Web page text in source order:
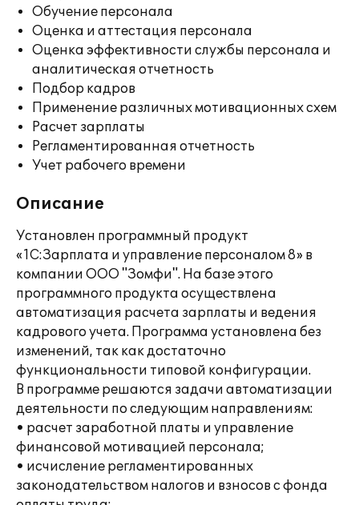
Обучение персонала
Оценка и аттестация персонала
Оценка эффективности службы персонала и
аналитическая отчетность
Подбор кадров
Применение различных мотивационных схем
Расчет зарплаты
Регламентированная отчетность
Учет рабочего времени
Описание
Установлен программный продукт
«1С:Зарплата и управление персоналом 8» в
компании ООО "Зомфи". На базе этого
программного продукта осуществлена
автоматизация расчета зарплаты и ведения
кадрового учета. Программа установлена без
изменений, так как достаточно
функциональности типовой конфигурации.
В программе решаются задачи автоматизации
деятельности по следующим направлениям:
• расчет заработной платы и управление
финансовой мотивацией персонала;
• исчисление регламентированных
законодательством налогов и взносов с фонда